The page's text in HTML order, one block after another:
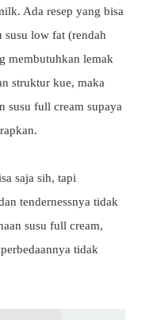
Ada resep yang bisa
susu low fat (rendah
membutuhkan lemak
struktur kue, maka
susu full cream supaya
saja sih, tapi
tendernessnya tidak
susu full cream,
tidak